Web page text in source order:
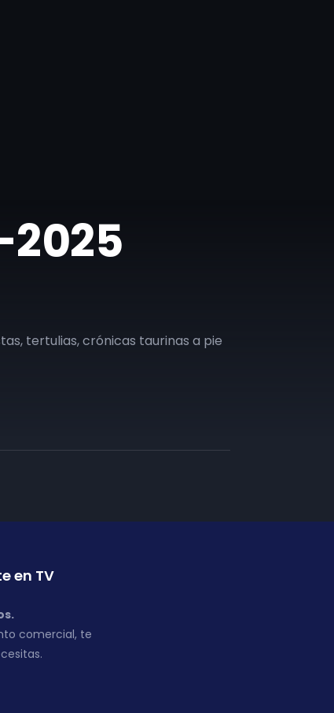
2025
tertulias, crónicas taurinas a pie
en TV
comercial, te